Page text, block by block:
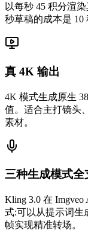
以每秒 45 积分渲
秒草稿的成本是 10
真 4K 输出
4K 模式生成原生
值。适合主打镜头
素材。
三种生成模式全
Kling 3.0 在
式:可以从提示词生
帧实现精准转场。